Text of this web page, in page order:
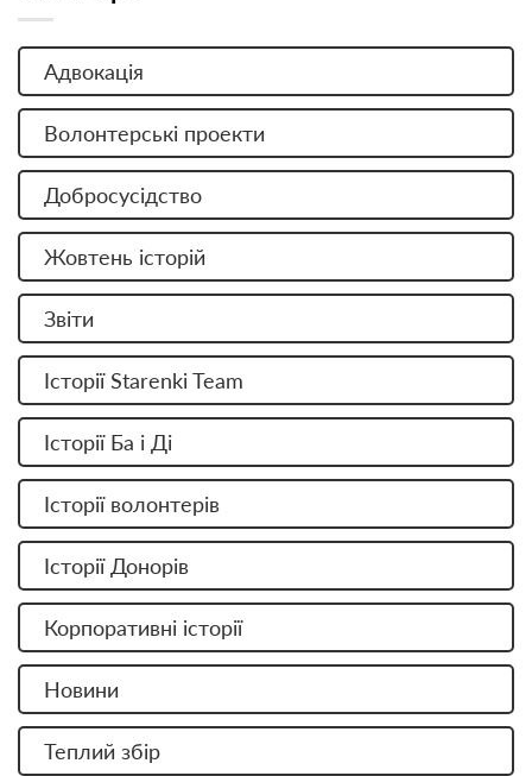
Адвокація
Волонтерські проекти
Добросусідство
Жовтень історій
Звіти
Історії Starenki Team
Історії Ба і Ді
Історії волонтерів
Історії Донорів
Корпоративні історії
Новини
Теплий збір